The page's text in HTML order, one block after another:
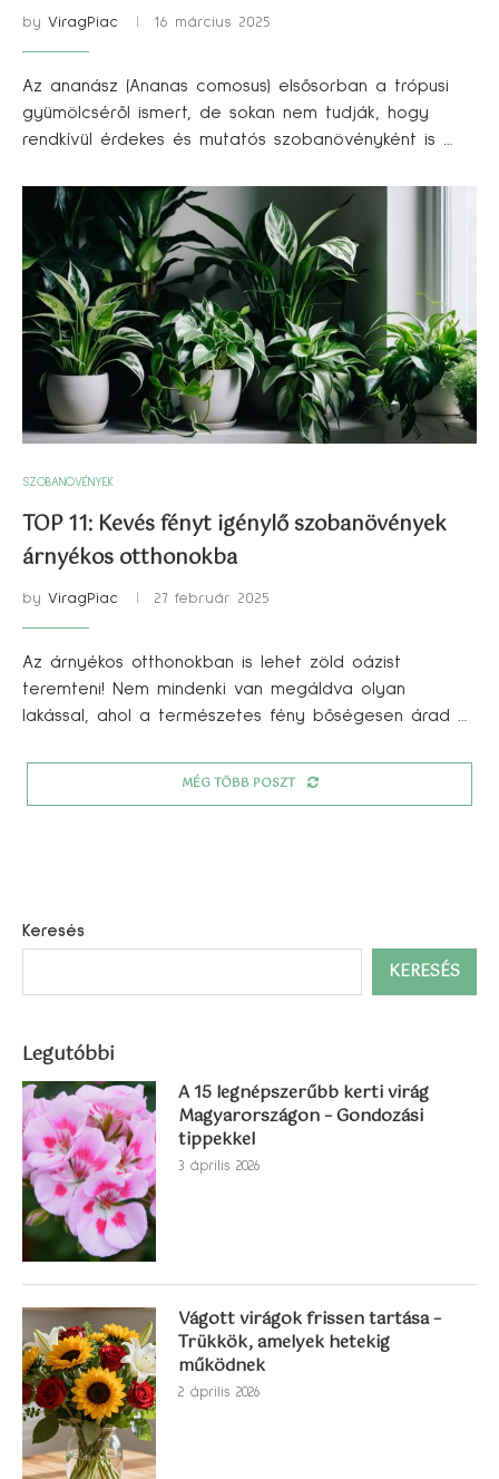
by ViragPiac 16 március 2025
Az ananász (Ananas comosus) elsősorban a trópusi
gyümölcséről ismert, de sokan nem tudják, hogy
rendkívül érdekes és mutatós szobanövényként is …
SZOBANÖVÉNYEK
TOP 11: Kevés fényt igénylő szobanövények
árnyékos otthonokba
by ViragPiac 27 február 2025
Az árnyékos otthonokban is lehet zöld oázist
teremteni! Nem mindenki van megáldva olyan
lakással, ahol a természetes fény bőségesen árad …
MÉG TÖBB POSZT
Keresés
KERESÉS
Legutóbbi
A 15 legnépszerűbb kerti virág
Magyarországon – Gondozási
tippekkel
3 április 2026
Vágott virágok frissen tartása –
Trükkök, amelyek hetekig
működnek
2 április 2026